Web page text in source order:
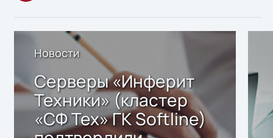
Новости
Серверы «Инферит
Техники» (кластер
«СФ Тех» ГК Softline)